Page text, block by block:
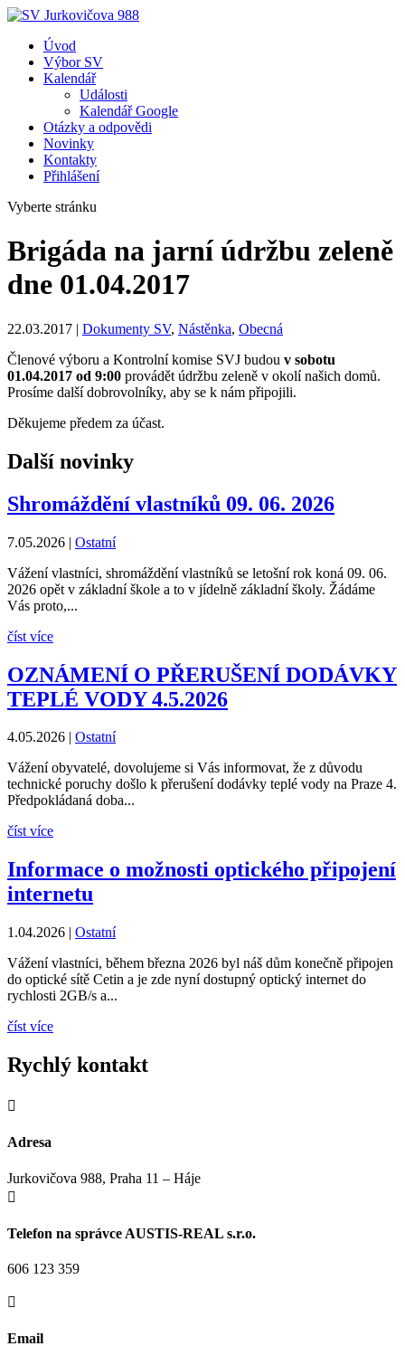
Úvod
Výbor SV
Kalendář
Události
Kalendář Google
Otázky a odpovědi
Novinky
Kontakty
Přihlášení
Vyberte stránku
Brigáda na jarní údržbu zeleně
dne 01.04.2017
22.03.2017 | Dokumenty SV, Nástěnka, Obecná
Členové výboru a Kontrolní komise SVJ budou v sobotu
01.04.2017 od 9:00 provádět údržbu zeleně v okolí našich domů.
Prosíme další dobrovolníky, aby se k nám připojili.
Děkujeme předem za účast.
Další novinky
Shromáždění vlastníků 09. 06. 2026
7.05.2026 | Ostatní
Vážení vlastníci, shromáždění vlastníků se letošní rok koná 09. 06.
2026 opět v základní škole a to v jídelně základní školy. Žádáme
Vás proto,...
číst více
OZNÁMENÍ O PŘERUŠENÍ DODÁVKY
TEPLÉ VODY 4.5.2026
4.05.2026 | Ostatní
Vážení obyvatelé, dovolujeme si Vás informovat, že z důvodu
technické poruchy došlo k přerušení dodávky teplé vody na Praze 4.
Předpokládaná doba...
číst více
Informace o možnosti optického připojení
internetu
1.04.2026 | Ostatní
Vážení vlastníci, během března 2026 byl náš dům konečně připojen
do optické sítě Cetin a je zde nyní dostupný optický internet do
rychlosti 2GB/s a...
číst více
Rychlý kontakt

Adresa
Jurkovičova 988, Praha 11 – Háje

Telefon na správce AUSTIS-REAL s.r.o.
606 123 359

Email